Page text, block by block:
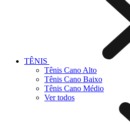
TÊNIS
Tênis Cano Alto
Tênis Cano Baixo
Tênis Cano Médio
Ver todos